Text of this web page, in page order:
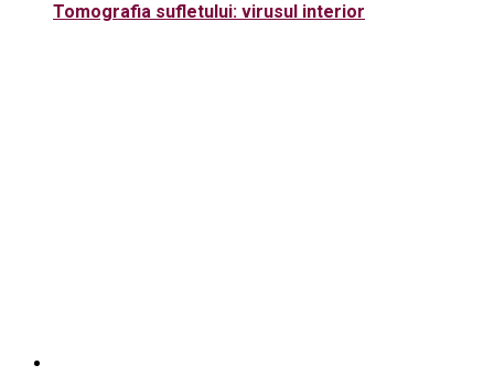
Tomografia sufletului: virusul interior